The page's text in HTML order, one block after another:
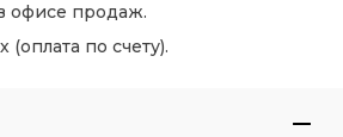
офисе продаж.
по счету).